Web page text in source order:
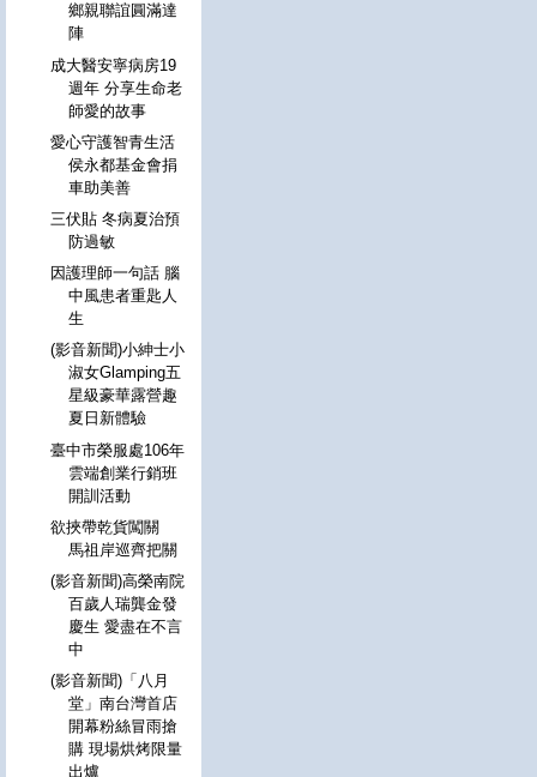
鄉親聯誼圓滿達
陣
成大醫安寧病房19
週年 分享生命老
師愛的故事
愛心守護智青生活
侯永都基金會捐
車助美善
三伏貼 冬病夏治預
防過敏
因護理師一句話 腦
中風患者重匙人
生
(影音新聞)小紳士小
淑女Glamping五
星級豪華露營趣
夏日新體驗
臺中市榮服處106年
雲端創業行銷班
開訓活動
欲挾帶乾貨闖關
馬祖岸巡齊把關
(影音新聞)高榮南院
百歲人瑞龔金發
慶生 愛盡在不言
中
(影音新聞)「八月
堂」南台灣首店
開幕粉絲冒雨搶
購 現場烘烤限量
出爐